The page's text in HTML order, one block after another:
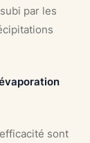
par les
sont